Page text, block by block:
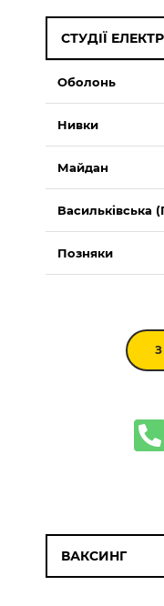
СТУДІЇ
Оболонь
Нивки
Майдан
Васильківська
Позняки
ВАКСИНГ